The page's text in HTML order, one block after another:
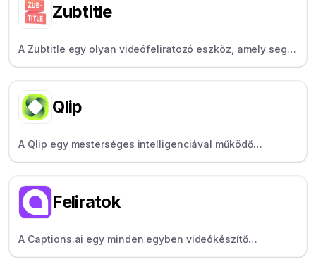
módosításában.
Zubtitle
A Zubtitle egy olyan videófeliratozó eszköz, amely segít
az alkotóknak feliratokat, címsorokat hozzáadni és
Qlip
A Qlip egy mesterséges intelligenciával működő
tartalomszaporító podcasterek és alkotók számára,
videók automatikus kiszűrésére és kiemelésére.
Feliratok
A Captions.ai egy minden egyben videókészítő
alkalmazás, amely segít az alkotóknak a videók gyors